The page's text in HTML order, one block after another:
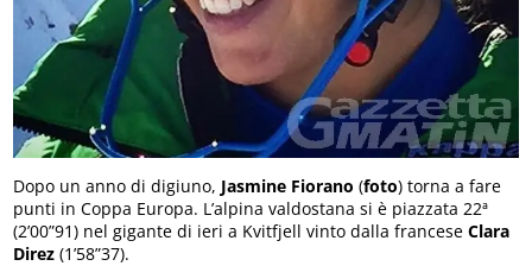
Dopo un anno di digiuno, Jasmine Fiorano (foto) torna a fare
punti in Coppa Europa. L’alpina valdostana si è piazzata 22ª
(2’00”91) nel gigante di ieri a Kvitfjell vinto dalla franceseClara
Direz (1’58”37).